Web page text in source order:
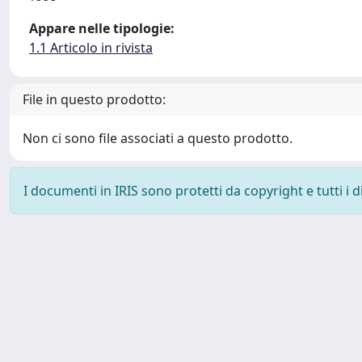
Appare nelle tipologie:
1.1 Articolo in rivista
File in questo prodotto:
Non ci sono file associati a questo prodotto.
I documenti in IRIS sono protetti da copyright e tutti i